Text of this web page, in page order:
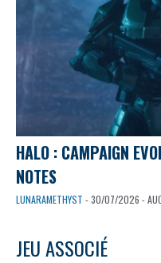
HALO : CAMPAIGN
NOTES
LUNARAMETHYST - 30/07/2026 -
JEU ASSOCIÉ